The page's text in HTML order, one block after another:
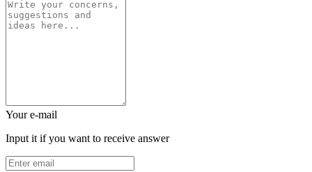
Your e-mail
Input it if you want to receive answer